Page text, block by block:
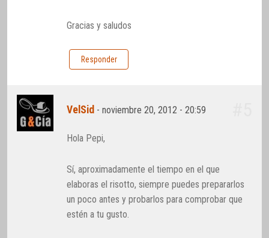
Gracias y saludos
Responder
VelSid -noviembre 20, 2012 - 20:59
Hola Pepi,
Sí, aproximadamente el tiempo en el que
elaboras el risotto, siempre puedes prepararlos
un poco antes y probarlos para comprobar que
estén a tu gusto.